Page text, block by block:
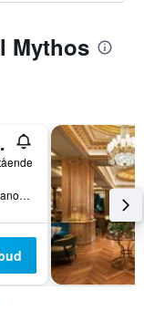
Mythos
Largo Augusto, 10, Milano, Milano, Italien